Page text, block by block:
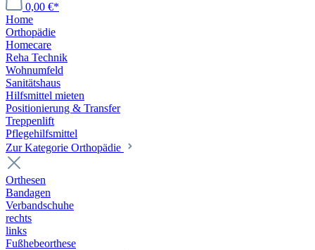
0,00 €*
Home
Orthopädie
Homecare
Reha Technik
Wohnumfeld
Sanitätshaus
Hilfsmittel mieten
Positionierung & Transfer
Treppenlift
Pflegehilfsmittel
Zur Kategorie Orthopädie
Orthesen
Bandagen
Verbandschuhe
rechts
links
Fußhebeorthese